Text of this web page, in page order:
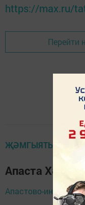
https://max.ru/
Перейти
ҖӘМГЫЯТЬ ҺӘМ
Апаста Хәтер
Апастово-информ,